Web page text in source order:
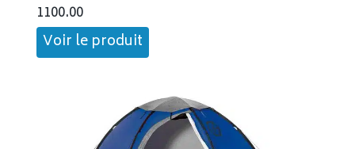
1100.00
Voir le produit